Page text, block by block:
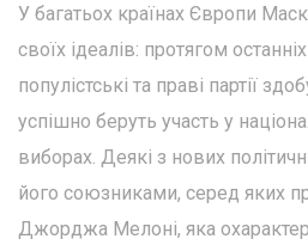
У багатьох країнах Європи Маск
своїх ідеалів: протягом
популістські та праві партії
успішно беруть участь у
виборах. Деякі з нових
його союзниками, серед яких
Джорджа Мелоні, яка